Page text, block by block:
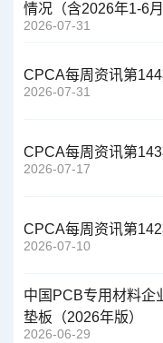
情况（含2026年1-6月
2026-07-31
CPCA每周资讯第144
2026-07-31
CPCA每周资讯第143
2026-07-17
CPCA每周资讯第142
2026-07-10
中国PCB专用材料
垫板（2026年版）
2026-06-29